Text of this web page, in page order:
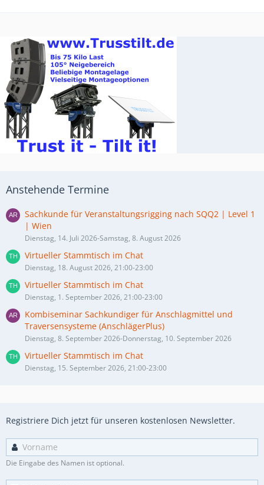
Anstehende Termine
Sachkunde für Veranstaltungsrigging nach SQQ2 | Level 1
| Wien
Dienstag, 14. Juli 2026-Samstag, 8. August 2026
Virtueller Stammtisch im Chat
Dienstag, 18. August 2026, 21:00-23:00
Virtueller Stammtisch im Chat
Dienstag, 1. September 2026, 21:00-23:00
Kombiseminar Sachkundiger für Anschlagmittel und
Traversensysteme (AnschlägerPlus)
Dienstag, 8. September 2026-Donnerstag, 10. September 2026
Virtueller Stammtisch im Chat
Dienstag, 15. September 2026, 21:00-23:00
Registriere Dich jetzt für unseren kostenlosen Newsletter.
Die Eingabe des Namen ist optional.